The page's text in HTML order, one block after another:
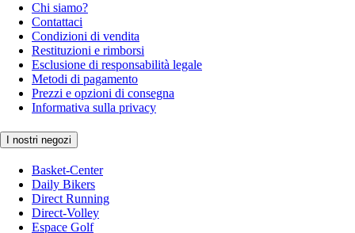
Chi siamo?
Contattaci
Condizioni di vendita
Restituzioni e rimborsi
Esclusione di responsabilità legale
Metodi di pagamento
Prezzi e opzioni di consegna
Informativa sulla privacy
I nostri negozi
Basket-Center
Daily Bikers
Direct Running
Direct-Volley
Espace Golf